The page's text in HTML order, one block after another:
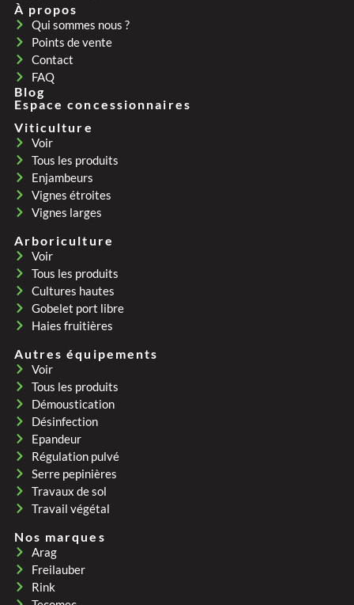
À propos
Qui sommes nous ?
Points de vente
Contact
FAQ
Blog
Espace concessionnaires
Viticulture
Voir
Tous les produits
Enjambeurs
Vignes étroites
Vignes larges
Arboriculture
Voir
Tous les produits
Cultures hautes
Gobelet port libre
Haies fruitières
Autres équipements
Voir
Tous les produits
Démoustication
Désinfection
Epandeur
Régulation pulvé
Serre pepinières
Travaux de sol
Travail végétal
Nos marques
Arag
Freilauber
Rink